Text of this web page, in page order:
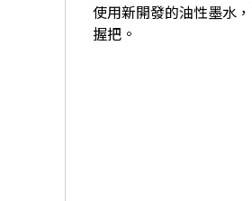
使用新開發的油性墨水
握把。